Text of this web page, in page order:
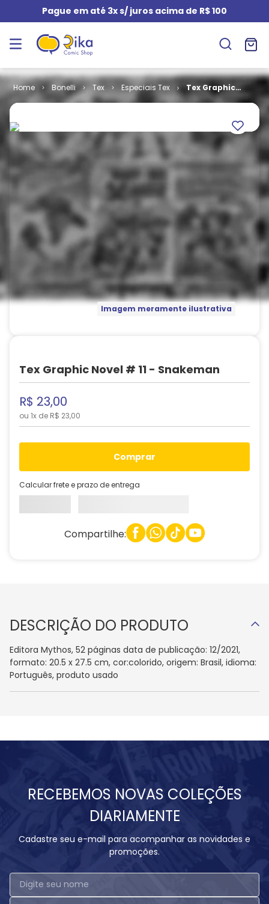
Pague em até 3x s/ juros acima de R$ 100
Bonelli Tex Especiais Tex
Tex Graphic
Novel # 11 -
Imagem meramente ilustrativa
Tex Graphic Novel # 11 - Snakeman
R$ 23,00
ou 1x de R$ 23,00
comprar
Calcular frete e prazo de entrega
Compartilhe:
DESCRIÇÃO DO PRODUTO
Editora Mythos, 52 páginas data de publicação: 12/2021,
formato: 20.5 x 27.5 cm, cor:colorido, origem: Brasil, idioma:
Português, produto usado
RECEBEMOS NOVAS COLEÇÕES
DIARIAMENTE
Cadastre seu e-mail para acompanhar as novidades e
promoções.